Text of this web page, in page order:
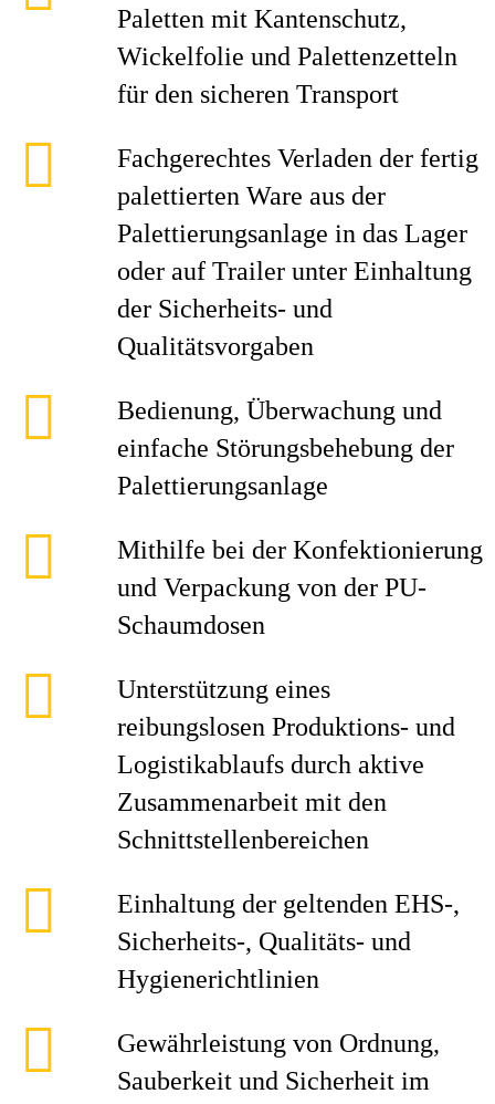
Paletten mit Kantenschutz,
Wickelfolie und Palettenzetteln
für den sicheren Transport
Fachgerechtes Verladen der fertig
palettierten Ware aus der
Palettierungsanlage in das Lager
oder auf Trailer unter Einhaltung
der Sicherheits- und
Qualitätsvorgaben
Bedienung, Überwachung und
einfache Störungsbehebung der
Palettierungsanlage
Mithilfe bei der Konfektionierung
und Verpackung von der PU-
Schaumdosen
Unterstützung eines
reibungslosen Produktions- und
Logistikablaufs durch aktive
Zusammenarbeit mit den
Schnittstellenbereichen
Einhaltung der geltenden EHS-,
Sicherheits-, Qualitäts- und
Hygienerichtlinien
Gewährleistung von Ordnung,
Sauberkeit und Sicherheit im